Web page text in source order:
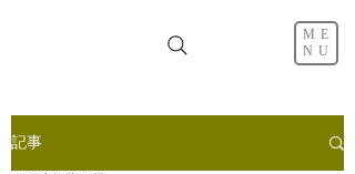
ME
NU
記事